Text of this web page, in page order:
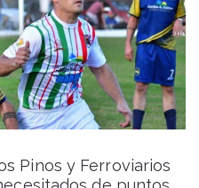
Pinos y Ferroviarios